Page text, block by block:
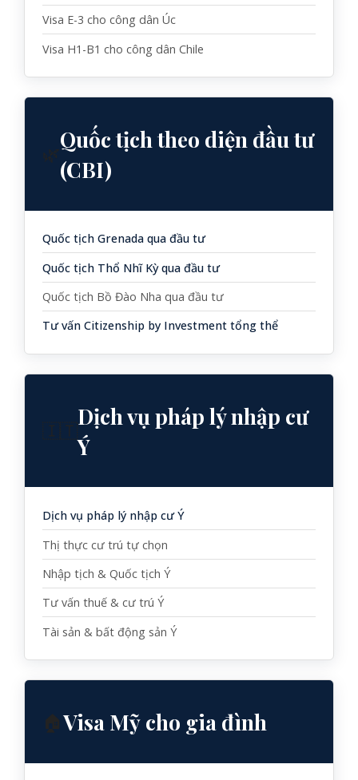
Visa E-3 cho công dân Úc
Visa H1-B1 cho công dân Chile
🌿
Quốc tịch theo diện đầu tư
(CBI)
Quốc tịch Grenada qua đầu tư
Quốc tịch Thổ Nhĩ Kỳ qua đầu tư
Quốc tịch Bồ Đào Nha qua đầu tư
Tư vấn Citizenship by Investment tổng thể
🇮🇹
Dịch vụ pháp lý nhập cư
Ý
Dịch vụ pháp lý nhập cư Ý
Thị thực cư trú tự chọn
Nhập tịch & Quốc tịch Ý
Tư vấn thuế & cư trú Ý
Tài sản & bất động sản Ý
🏠Visa Mỹ cho gia đình